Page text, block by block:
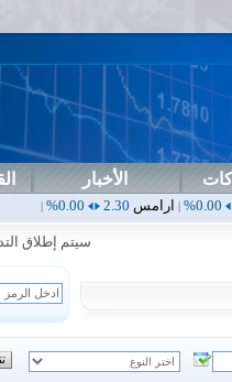
الأخبار
2.30
0.00%
|اربيل0.00
سيتم إطلاق